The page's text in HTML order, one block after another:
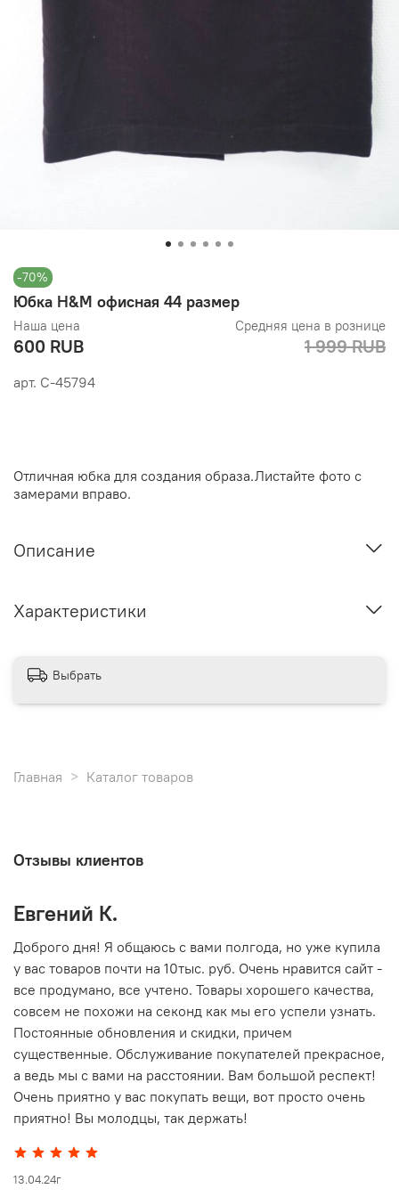
-70%
арт. С-45794
Юбка H&M офисная 44 размер
Наша цена
600 RUB
Средняя цена в рознице
1 999 RUB
Отличная юбка для создания образа.Листайте фото с
замерами вправо.
Описание
Характеристики
Выбрать
Главная Каталог товаров
Отзывы клиентов
Евгений К.
Доброго дня! Я общаюсь с вами полгода, но уже купила
у вас товаров почти на 10тыс. руб. Очень нравится сайт -
все продумано, все учтено. Товары хорошего качества,
совсем не похожи на секонд как мы его успели узнать.
Постоянные обновления и скидки, причем
существенные. Обслуживание покупателей прекрасное,
а ведь мы с вами на расстоянии. Вам большой респект!
Очень приятно у вас покупать вещи, вот просто очень
приятно! Вы молодцы, так держать!
13.04.24г